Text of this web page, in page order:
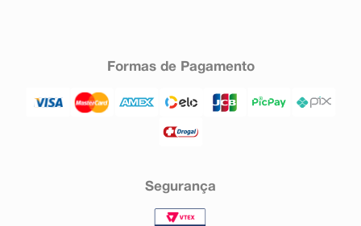
Formas de Pagamento
Segurança